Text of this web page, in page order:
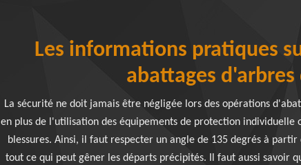
Les informations pratiques
abattages
La sécurité ne doit jamais être négligée lors des opérations
en plus de l'utilisation des équipements de protection
blessures. Ainsi, il faut respecter un angle de 135 degrés à
tout ce qui peut gêner les départs précipités. Il faut aussi